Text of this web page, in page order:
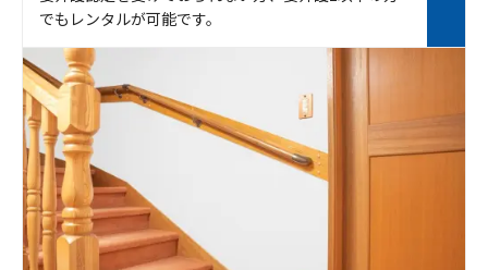
でもレンタルが可能です。